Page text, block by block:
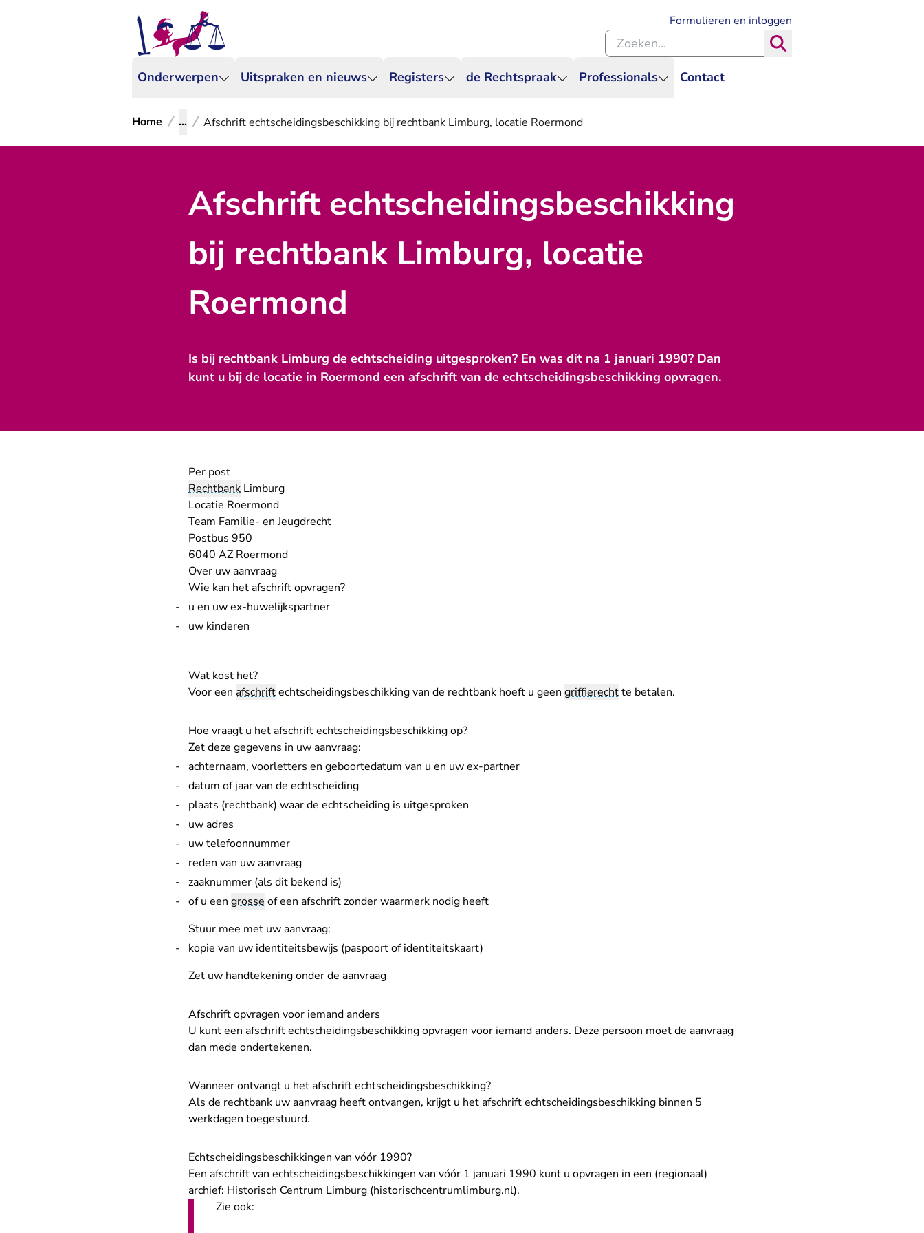
Onderwerpen Uitspraken en nieuws Registers de Rechtspraak Professionals Contact
Formulieren en inloggen
Zoeken binnen de Rechtspraak
Home ... Afschrift echtscheidingsbeschikking bij rechtbank Limburg, locatie Roermond
Afschrift echtscheidingsbeschikking
bij rechtbank Limburg, locatie
Roermond
Is bij rechtbank Limburg de echtscheiding uitgesproken? En was dit na 1 januari 1990? Dan
kunt u bij de locatie in Roermond een afschrift van de echtscheidingsbeschikking opvragen.
Per post
Rechtbank Limburg
Locatie Roermond
Team Familie- en Jeugdrecht
Postbus 950
6040 AZ Roermond
Over uw aanvraag
Wie kan het afschrift opvragen?
u en uw ex-huwelijkspartner
uw kinderen
Wat kost het?
Voor een afschriftechtscheidingsbeschikking van de rechtbank hoeft u geen griffierechtte betalen.
Hoe vraagt u het afschrift echtscheidingsbeschikking op?
Zet deze gegevens in uw aanvraag:
achternaam, voorletters en geboortedatum van u en uw ex-partner
datum of jaar van de echtscheiding
plaats (rechtbank) waar de echtscheiding is uitgesproken
uw adres
uw telefoonnummer
reden van uw aanvraag
zaaknummer (als dit bekend is)
of u een grosse of een afschrift zonder waarmerk nodig heeft
Stuur mee met uw aanvraag:
kopie van uw identiteitsbewijs (paspoort of identiteitskaart)
Zet uw handtekening onder de aanvraag
Afschrift opvragen voor iemand anders
U kunt een afschrift echtscheidingsbeschikking opvragen voor iemand anders. Deze persoon moet de aanvraag
dan mede ondertekenen.
Wanneer ontvangt u het afschrift echtscheidingsbeschikking?
Als de rechtbank uw aanvraag heeft ontvangen, krijgt u het afschrift echtscheidingsbeschikking binnen 5
werkdagen toegestuurd.
Echtscheidingsbeschikkingen van vóór 1990?
Een afschrift van echtscheidingsbeschikkingen van vóór 1 januari 1990 kunt u opvragen in een (regionaal)
archief: Historisch Centrum Limburg (historischcentrumlimburg.nl)- U verlaat Rechtspraak.nl
.
Zie ook: